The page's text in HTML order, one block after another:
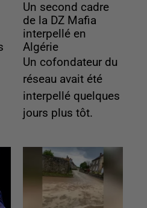
Un second cadre
de la DZ Mafia
interpellé en
Algérie
Un cofondateur du
réseau avait été
interpellé quelques
jours plus tôt.